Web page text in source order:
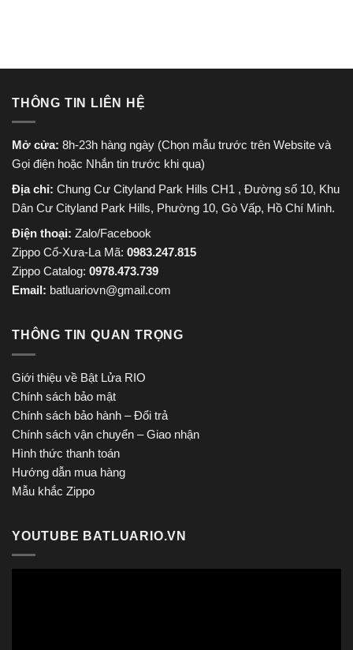
THÔNG TIN LIÊN HỆ
Mở cửa: 8h-23h hàng ngày (Chọn mẫu trước trên Website và
Gọi điện hoặc Nhắn tin trước khi qua)
Địa chỉ: Chung Cư Cityland Park Hills CH1 , Đường số 10, Khu
Dân Cư Cityland Park Hills, Phường 10, Gò Vấp, Hồ Chí Minh.
Điện thoại: Zalo/Facebook
Zippo Cổ-Xưa-La Mã: 0983.247.815
Zippo Catalog: 0978.473.739
Email: batluariovn@gmail.com
THÔNG TIN QUAN TRỌNG
Giới thiệu về Bật Lửa RIO
Chính sách bảo mật
Chính sách bảo hành – Đổi trả
Chính sách vận chuyển – Giao nhận
Hình thức thanh toán
Hướng dẫn mua hàng
Mẫu khắc Zippo
YOUTUBE BATLUARIO.VN